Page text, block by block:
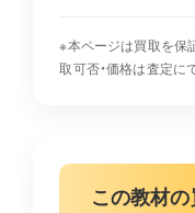
※本ページは買取を保
取可否・価格は査定に
この教材